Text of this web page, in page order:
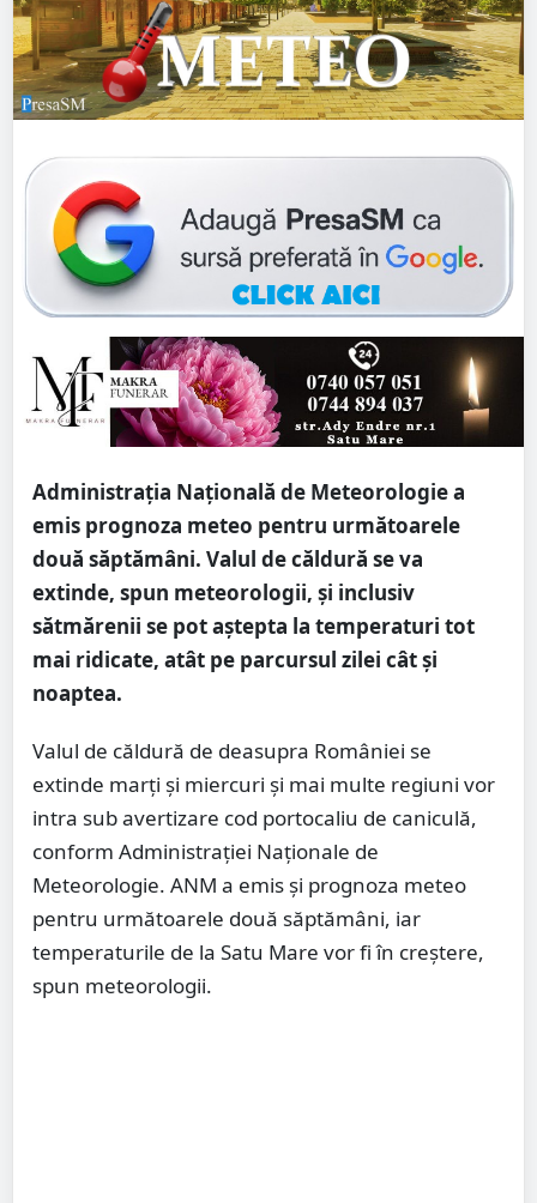
Administrația Națională de Meteorologie a
emis prognoza meteo pentru următoarele
două săptămâni. Valul de căldură se va
extinde, spun meteorologii, și inclusiv
sătmărenii se pot aștepta la temperaturi tot
mai ridicate, atât pe parcursul zilei cât și
noaptea.
Valul de căldură de deasupra României se
extinde marţi şi miercuri şi mai multe regiuni vor
intra sub avertizare cod portocaliu de caniculă,
conform Administrației Naționale de
Meteorologie. ANM a emis și prognoza meteo
pentru următoarele două săptămâni, iar
temperaturile de la Satu Mare vor fi în creștere,
spun meteorologii.